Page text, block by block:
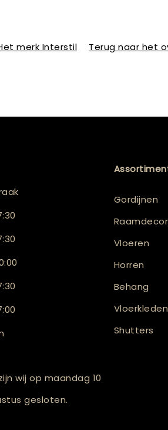
merk Interstil Terug naar het
wij op maandag 10
gesloten.
Gordijnen
Vloeren
Horren
Behang
Vloerkleden
Shutters